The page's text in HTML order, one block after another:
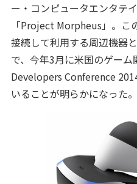
ー・コンピュータエンタテ
「Project Morpheus」。
接続して利用する周辺機器
で、今年3月に米国のゲー
Developers Conference
いることが明らかになった。